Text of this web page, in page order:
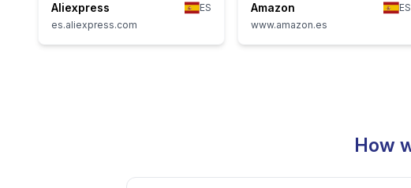
Aliexpress
ES
es.aliexpress.com
Amazon
ES
www.amazon.es
How